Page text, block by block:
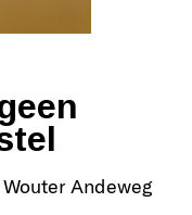
Wouter Andeweg